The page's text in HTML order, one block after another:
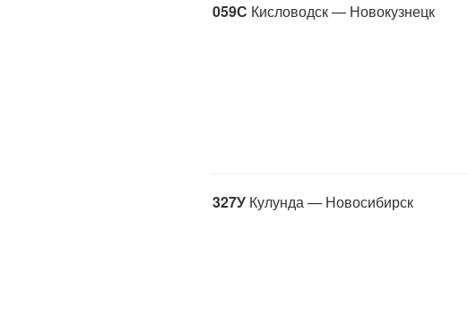
059С Кисловодск — Новокузнецк
327У Кулунда — Новосибирск